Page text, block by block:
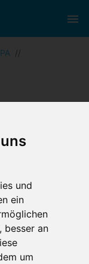
und
ein
besser an
um
//
der
VIII (KJHG)
Träger
Über die